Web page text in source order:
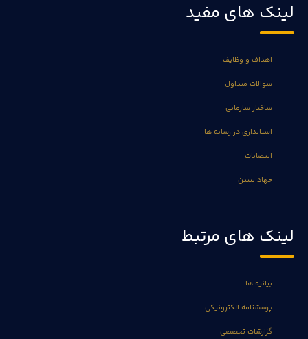
لینک های مفید
اهداف و وظایف
سوالات متداول
ساختار سازمانی
استانداری در رسانه ها
انتصابات
جهاد تبیین
لینک های مرتبط
بیانیه ها
پرسشنامه الکترونیکی
گزارشات تخصصی